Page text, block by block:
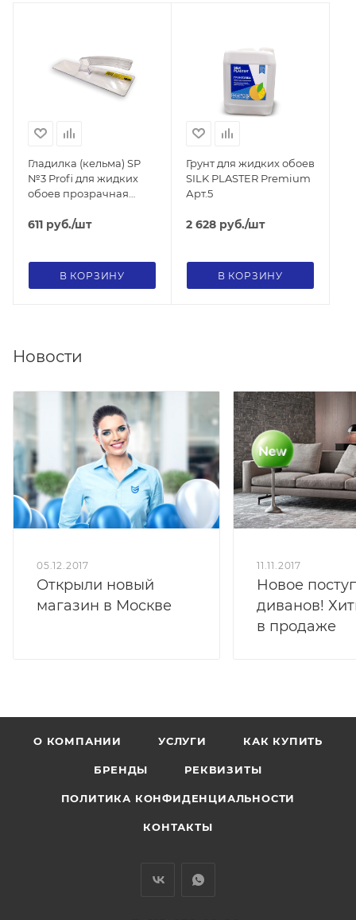
Гладилка (кельма) SP
№3 Profi для жидких
обоев прозрачная
611 руб./шт
В КОРЗИНУ
Грунт для жидких обоев
SILK PLASTER Premium
Арт.5
2 628 руб./шт
В КОРЗИНУ
Новости
05.12.2017
Открыли новый
магазин в Москве
11.11.2017
Новое
диванов!
в продаже
О КОМПАНИИ УСЛУГИ КАК КУПИТЬ
БРЕНДЫ РЕКВИЗИТЫ
ПОЛИТИКА КОНФИДЕНЦИАЛЬНОСТИ
КОНТАКТЫ